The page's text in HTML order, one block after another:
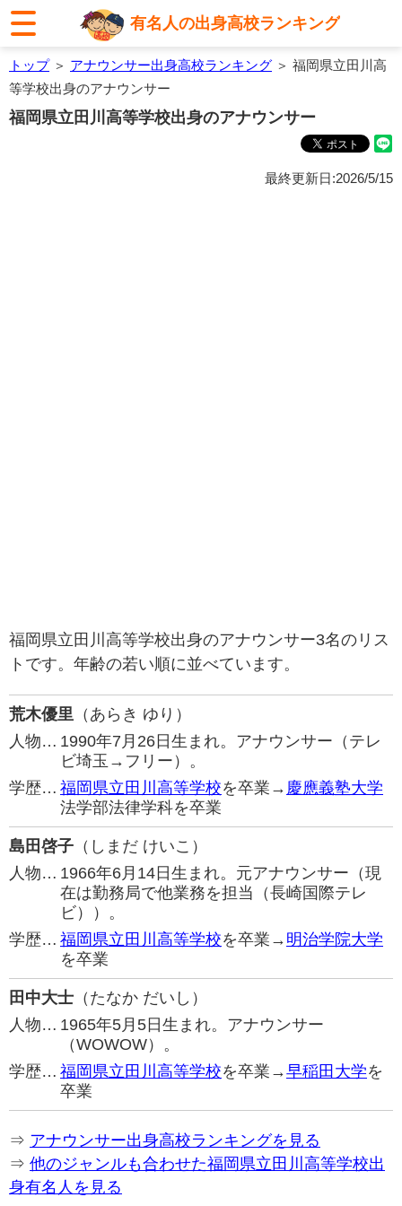
有名人の出身高校ランキング
トップ＞ アナウンサー出身高校ランキング ＞ 福岡県立田川高
等学校出身のアナウンサー
福岡県立田川高等学校出身のアナウンサー
最終更新日:2026/5/15
福岡県立田川高等学校出身のアナウンサー3名のリス
トです。年齢の若い順に並べています。
荒木優里 （あらき ゆり）
人物… 1990年7月26日生まれ。アナウンサー（テレ
ビ埼玉→フリー）。
学歴… 福岡県立田川高等学校を卒業→ 慶應義塾大学
法学部法律学科を卒業
島田啓子 （しまだ けいこ）
人物… 1966年6月14日生まれ。元アナウンサー（現
在は勤務局で他業務を担当（長崎国際テレ
ビ））。
学歴… 福岡県立田川高等学校を卒業→ 明治学院大学
を卒業
田中大士 （たなか だいし）
人物… 1965年5月5日生まれ。アナウンサー
（WOWOW）。
学歴… 福岡県立田川高等学校を卒業→早稲田大学を
卒業
⇒ アナウンサー出身高校ランキングを見る
⇒ 他のジャンルも合わせた福岡県立田川高等学校出
身有名人を見る